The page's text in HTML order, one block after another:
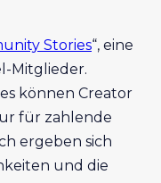
Stories“, eine
Mitglieder.
können Creator
für zahlende
ergeben sich
und die